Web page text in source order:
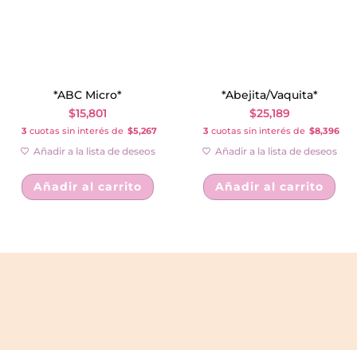
*ABC Micro*
$15,801
3 cuotas sin interés de $5,267
Añadir a la lista de deseos
Añadir al carrito
*Abejita/Vaquita*
$25,189
3 cuotas sin interés de $8,396
Añadir a la lista de deseos
Añadir al carrito